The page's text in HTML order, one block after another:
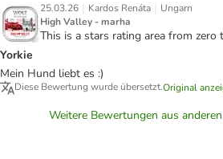
25.03.26 | Kardos Renáta | Ungarn
High Valley - marha
This is a stars rating area from zero
Yorkie
Mein Hund liebt es :)
Diese Bewertung wurde übersetzt.Original
Weitere Bewertungen aus